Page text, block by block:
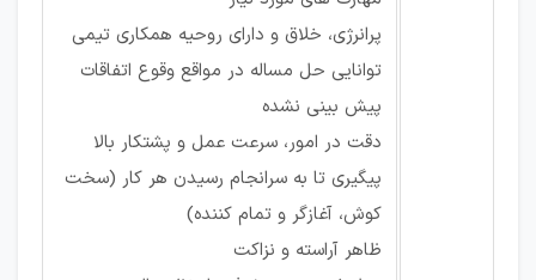
پرانرژی، خلاق و دارای روحیه همکاری تیمی
توانایی حل مساله در مواقع وقوع اتفاقات
پیش بینی نشده
دقت در امور، سرعت عمل و پشتکار بالا
پیگیری تا به سرانجام رسیدن هر کار (سخت
کوش، آغازگر و تمام کننده)
ظاهر آراسته و نزاکت